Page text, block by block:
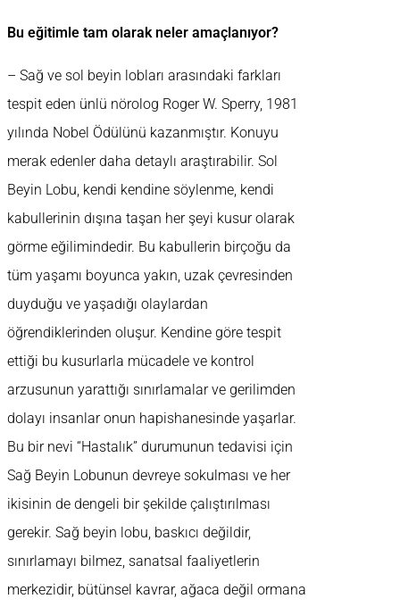
Bu eğitimle tam olarak neler amaçlanıyor?
– Sağ ve sol beyin lobları arasındaki farkları
tespit eden ünlü nörolog Roger W. Sperry, 1981
yılında Nobel Ödülünü kazanmıştır. Konuyu
merak edenler daha detaylı araştırabilir. Sol
Beyin Lobu, kendi kendine söylenme, kendi
kabullerinin dışına taşan her şeyi kusur olarak
görme eğilimindedir. Bu kabullerin birçoğu da
tüm yaşamı boyunca yakın, uzak çevresinden
duyduğu ve yaşadığı olaylardan
öğrendiklerinden oluşur. Kendine göre tespit
ettiği bu kusurlarla mücadele ve kontrol
arzusunun yarattığı sınırlamalar ve gerilimden
dolayı insanlar onun hapishanesinde yaşarlar.
Bu bir nevi “Hastalık” durumunun tedavisi için
Sağ Beyin Lobunun devreye sokulması ve her
ikisinin de dengeli bir şekilde çalıştırılması
gerekir. Sağ beyin lobu, baskıcı değildir,
sınırlamayı bilmez, sanatsal faaliyetlerin
merkezidir, bütünsel kavrar, ağaca değil ormana